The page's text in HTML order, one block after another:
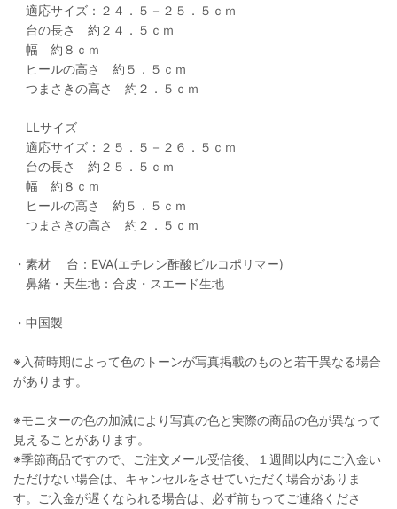
適応サイズ：２４．５－２５．５ｃｍ
台の長さ 約２４．５ｃｍ
幅 約８ｃｍ
ヒールの高さ 約５．５ｃｍ
つまさきの高さ 約２．５ｃｍ
LLサイズ
適応サイズ：２５．５－２６．５ｃｍ
台の長さ 約２５．５ｃｍ
幅 約８ｃｍ
ヒールの高さ 約５．５ｃｍ
つまさきの高さ 約２．５ｃｍ
・素材 台：EVA(エチレン酢酸ビルコポリマー)
鼻緒・天生地：合皮・スエード生地
・中国製
※入荷時期によって色のトーンが写真掲載のものと若干異なる場合
があります。
※モニターの色の加減により写真の色と実際の商品の色が異なって
見えることがあります。
※季節商品ですので、ご注文メール受信後、１週間以内にご入金い
ただけない場合は、キャンセルをさせていただく場合がありま
す。ご入金が遅くなられる場合は、必ず前もってご連絡くださ